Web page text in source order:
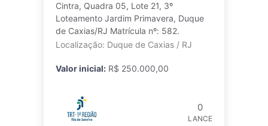
Cintra, Quadra 05, Lote 21, 3º
Loteamento Jardim Primavera, Duque
de Caxias/RJ Matrícula nº: 582.
Localização: Duque de Caxias / RJ
Valor inicial: R$ 250.000,00
0
LANCE